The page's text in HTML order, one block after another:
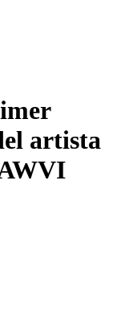
artista